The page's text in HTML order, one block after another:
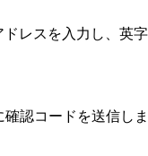
ドレスを入力し、英
認コードを送信